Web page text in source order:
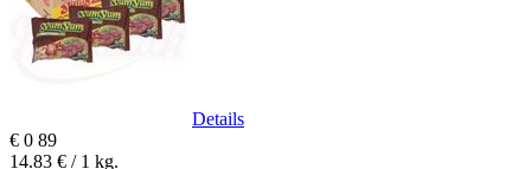
Details
€ 0 89
14.83 € / 1 kg.